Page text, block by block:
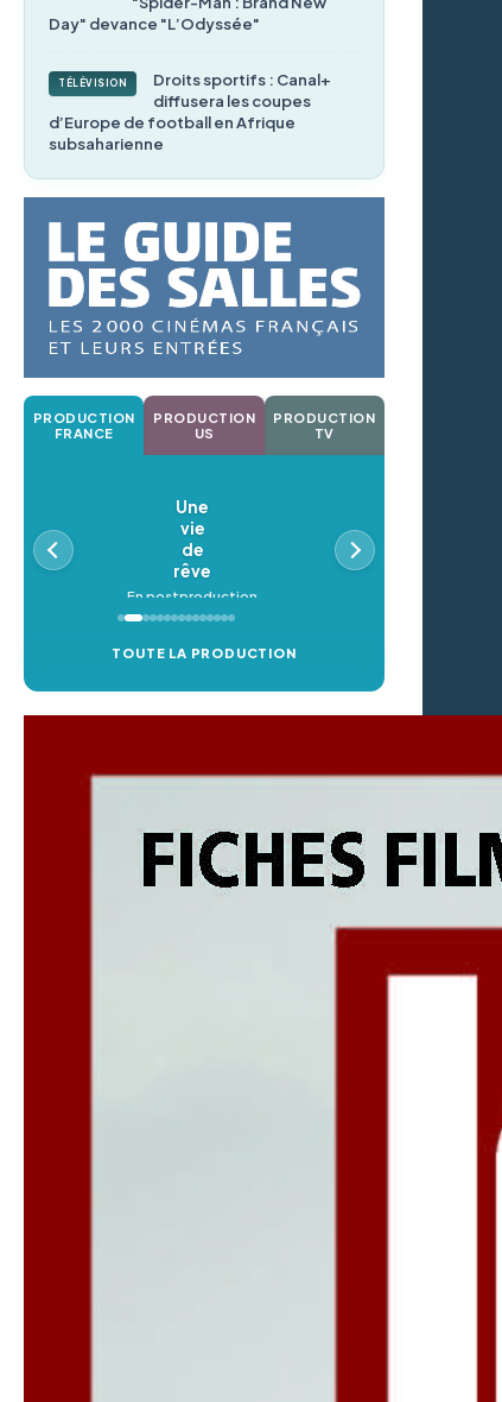
Day" devance "L’Odyssée"
TÉLÉVISION
Droits sportifs : Canal+
diffusera les coupes
d’Europe de football en Afrique
subsaharienne
PRODUCTION
FRANCE
PRODUCTION
US
PRODUCTION
TV
Une
vie
de
rêve
En postproduction
TOUTE LA PRODUCTION